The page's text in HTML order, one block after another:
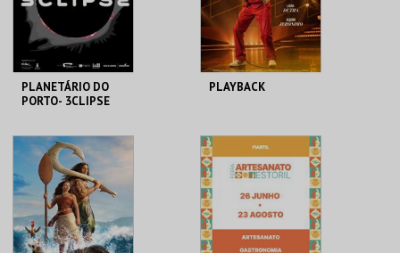
COMPRAR
PLANETÁRIO DO
PORTO- 3CLIPSE
PLANETÁRIO DO
PORTO
MAIS INFO
COMPRAR
PLAYBACK
CASA DO CINEMA
DE COIMBRA
MAIS INFO
COMPRAR